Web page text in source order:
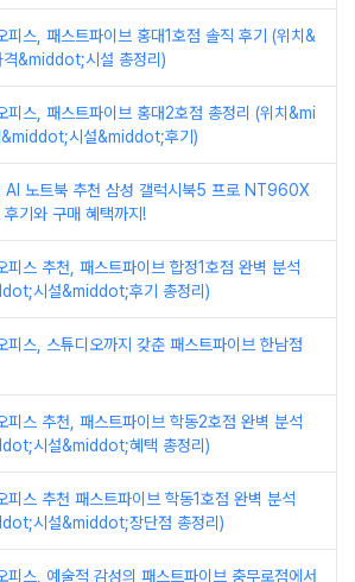
피스, 패스트파이브 홍대1호점 솔직 후기 (위치&
&middot;시설 총정리)
피스, 패스트파이브 홍대2호점 총정리 (위치&mi
시설&middot;후기)
노트북 추천 삼성 갤럭시북5 프로 NT960X
기와 구매 혜택까지!
피스 추천, 패스트파이브 합정1호점 완벽 분석
시설&middot;후기 총정리)
피스, 스튜디오까지 갖춘 패스트파이브 한남점
피스 추천, 패스트파이브 학동2호점 완벽 분석
시설&middot;혜택 총정리)
피스 추천 패스트파이브 학동1호점 완벽 분석
시설&middot;장단점 총정리)
피스, 예술적 감성의 패스트파이브 충무로점에서